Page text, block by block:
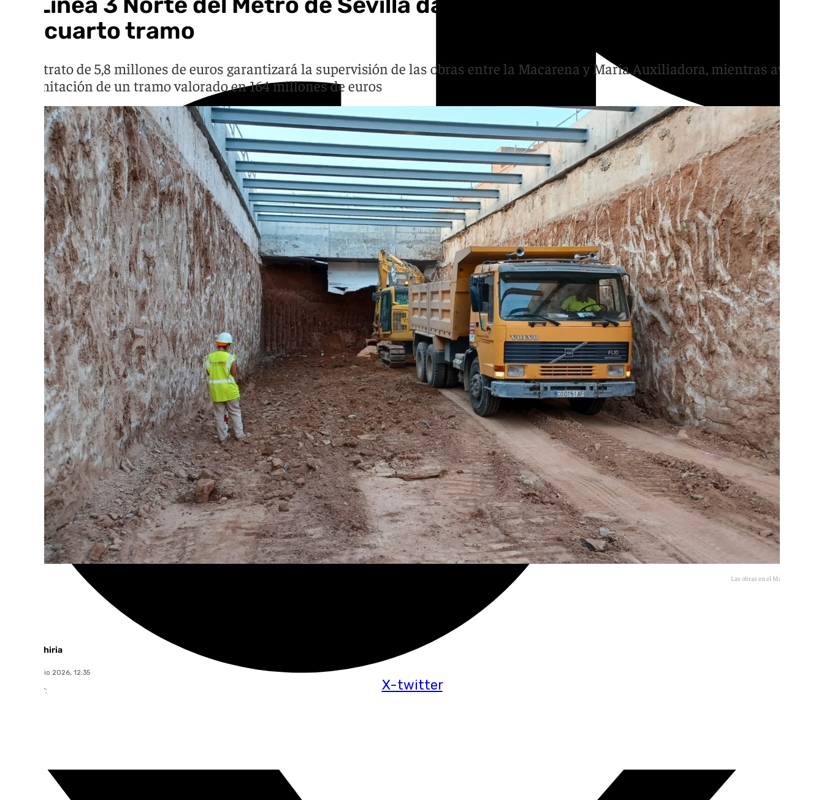
X-twitter
del cuarto tramo
El contrato de 5,8 millones de euros garantizará la supervisión de las obras entre la Macarena y María Auxiliadora, mientras avanza
la tramitación de un tramo valorado en 164 millones de euros
Las obras en el Metro de Sevilla.
África Okhiria
jueves, 9 julio 2026, 12:35
Compartir: